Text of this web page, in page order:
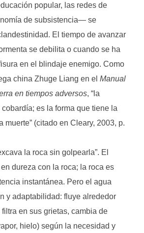
popular, las redes de
de subsistencia— se
El tiempo de avanzar
se debilita o cuando se ha
en el blindaje enemigo. Como
china Zhuge Liang en el Manual
en tiempos adversos, “la
es la forma que tiene la
muerte” (citado en Cleary, 2003, p.
la roca sin golpearla”. El
dureza con la roca; la roca es
instantánea. Pero el agua
y adaptabilidad: fluye alrededor
en sus grietas, cambia de
hielo) según la necesidad y